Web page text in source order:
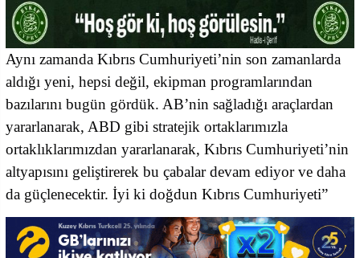
Aynı zamanda Kıbrıs Cumhuriyeti’nin son zamanlarda
aldığı yeni, hepsi değil, ekipman programlarından
bazılarını bugün gördük. AB’nin sağladığı araçlardan
yararlanarak, ABD gibi stratejik ortaklarımızla
ortaklıklarımızdan yararlanarak, Kıbrıs Cumhuriyeti’nin
altyapısını geliştirerek bu çabalar devam ediyor ve daha
da güçlenecektir. İyi ki doğdun Kıbrıs Cumhuriyeti”